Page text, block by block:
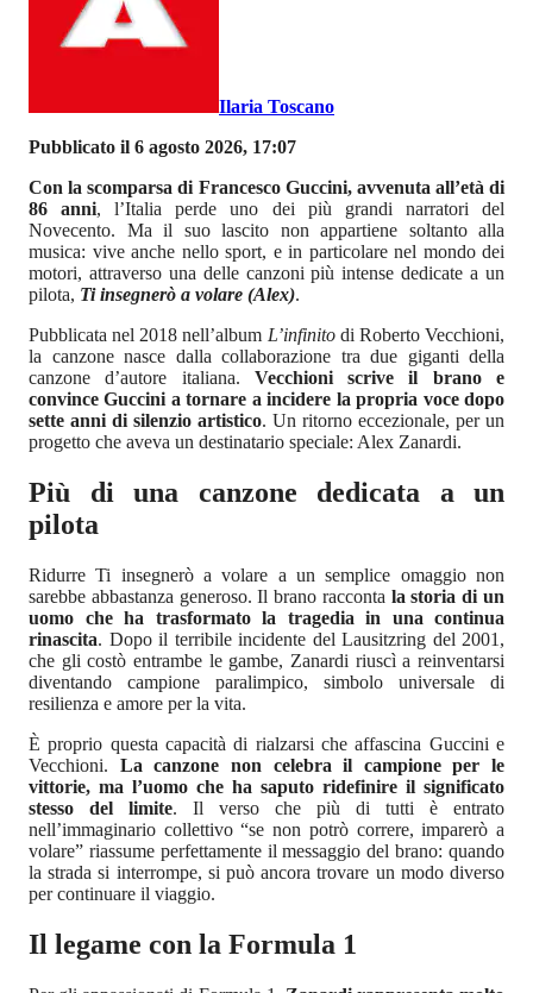
Ilaria Toscano
Pubblicato il 6 agosto 2026, 17:07
Con la scomparsa di Francesco Guccini, avvenuta all’età di
86 anni, l’Italia perde uno dei più grandi narratori del
Novecento. Ma il suo lascito non appartiene soltanto alla
musica: vive anche nello sport, e in particolare nel mondo dei
motori, attraverso una delle canzoni più intense dedicate a un
pilota, Ti insegnerò a volare (Alex).
Pubblicata nel 2018 nell’album L’infinitodi Roberto Vecchioni,
la canzone nasce dalla collaborazione tra due giganti della
canzone d’autore italiana. Vecchioni scrive il brano e
convince Guccini a tornare a incidere la propria voce dopo
sette anni di silenzio artistico. Un ritorno eccezionale, per un
progetto che aveva un destinatario speciale: Alex Zanardi.
Più di una canzone dedicata a un
pilota
Ridurre Ti insegnerò a volare a un semplice omaggio non
sarebbe abbastanza generoso. Il brano racconta la storia di un
uomo che ha trasformato la tragedia in una continua
rinascita. Dopo il terribile incidente del Lausitzring del 2001,
che gli costò entrambe le gambe, Zanardi riuscì a reinventarsi
diventando campione paralimpico, simbolo universale di
resilienza e amore per la vita.
È proprio questa capacità di rialzarsi che affascina Guccini e
Vecchioni. La canzone non celebra il campione per le
vittorie, ma l’uomo che ha saputo ridefinire il significato
stesso del limite. Il verso che più di tutti è entrato
nell’immaginario collettivo “se non potrò correre, imparerò a
volare” riassume perfettamente il messaggio del brano: quando
la strada si interrompe, si può ancora trovare un modo diverso
per continuare il viaggio.
Il legame con la Formula 1